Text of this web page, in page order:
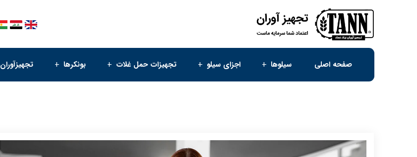
صفحه اصلی سیلوها اجزای سیلو تجهیزات حمل غلات بونکرها تجهیزآوران